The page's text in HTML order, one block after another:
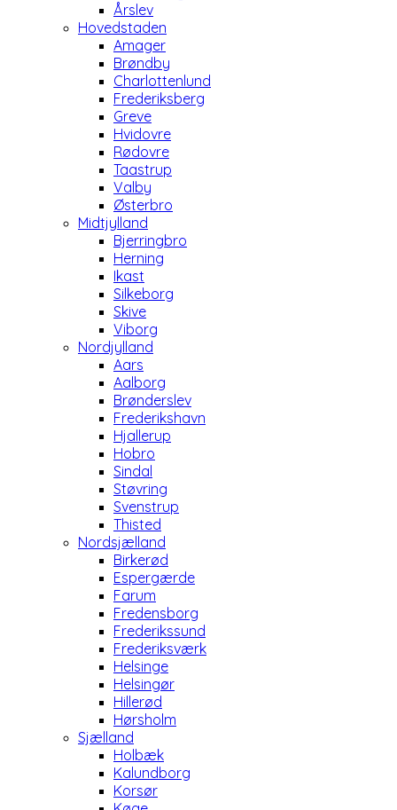
Årslev
Hovedstaden
Amager
Brøndby
Charlottenlund
Frederiksberg
Greve
Hvidovre
Rødovre
Taastrup
Valby
Østerbro
Midtjylland
Bjerringbro
Herning
Ikast
Silkeborg
Skive
Viborg
Nordjylland
Aars
Aalborg
Brønderslev
Frederikshavn
Hjallerup
Hobro
Sindal
Støvring
Svenstrup
Thisted
Nordsjælland
Birkerød
Espergærde
Farum
Fredensborg
Frederikssund
Frederiksværk
Helsinge
Helsingør
Hillerød
Hørsholm
Sjælland
Holbæk
Kalundborg
Korsør